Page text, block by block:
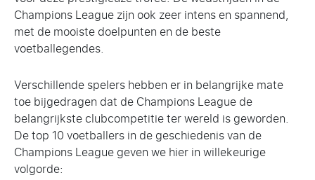
Champions League zijn ook zeer intens en spannend,
met de mooiste doelpunten en de beste
voetballegendes.
Verschillende spelers hebben er in belangrijke mate
toe bijgedragen dat de Champions League de
belangrijkste clubcompetitie ter wereld is geworden.
De top 10 voetballers in de geschiedenis van de
Champions League geven we hier in willekeurige
volgorde: